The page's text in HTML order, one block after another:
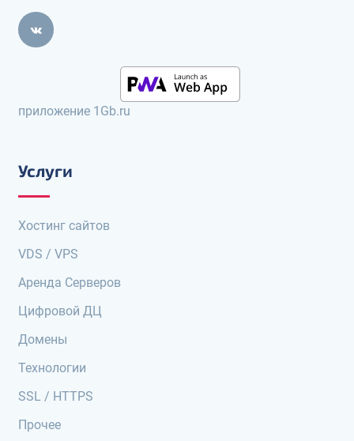
приложение 1Gb.ru
Услуги
Хостинг сайтов
VDS / VPS
Аренда Серверов
Цифровой ДЦ
Домены
Технологии
SSL / HTTPS
Прочее